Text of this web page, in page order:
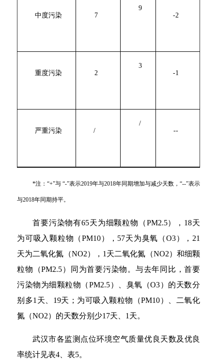
中度污染 7
9
-2
重度污染 2
3
-1
严重污染 /
/
--
*注： “+”与 “-”表示2019年与2018年同期增加与减少天数， “--”表示
与2018年同期持平。
首要污染物有65天为细颗粒物（PM2.5），18天
为可吸入颗粒物（PM10），57天为臭氧（O3），21
天为二氧化氮（NO2），1天二氧化氮（NO2）和细颗
粒物（PM2.5）同为首要污染物。与去年同比，首要
污染物为细颗粒物（PM2.5）、臭氧（O3）的天数分
别多1天、19天；为可吸入颗粒物（PM10）、二氧化
氮（NO2）的天数分别少17天、1天。
武汉市各监测点位环境空气质量优良天数及优良
率统计见表4、表5。